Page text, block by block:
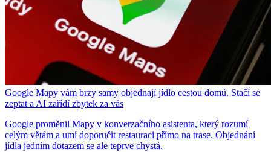
Google Mapy vám brzy samy objednají jídlo cestou domů. Stačí se
zeptat a AI zařídí zbytek za vás
Google proměnil Mapy v konverzačního asistenta, který rozumí
celým větám a umí doporučit restauraci přímo na trase. Objednání
jídla jedním dotazem se ale teprve chystá.